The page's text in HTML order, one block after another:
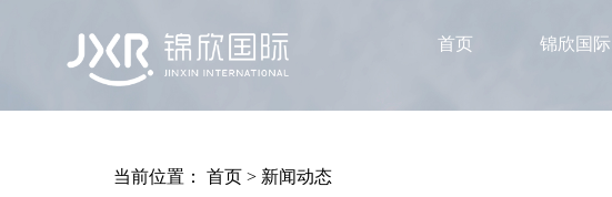
首页 锦欣国际
当前位置： 首页 > 新闻动态